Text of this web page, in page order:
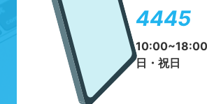
4445
10:00~18:00
日・祝日